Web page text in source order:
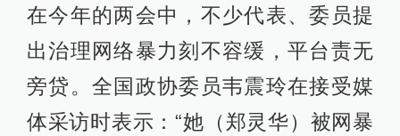
在今年的两会中，不少代表、委员提
出治理网络暴力刻不容缓，平台责无
旁贷。全国政协委员韦震玲在接受媒
体采访时表示：“她（郑灵华）被网暴